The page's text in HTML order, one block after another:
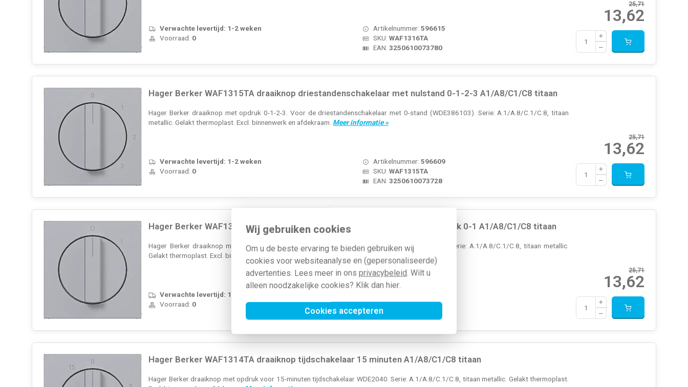
Wij gebruiken cookies
Om u de beste ervaring te bieden gebruiken wij
cookies voor websiteanalyse en (gepersonaliseerde)
advertenties. Lees meer in ons privacybeleid. Wilt u
alleen noodzakelijke cookies? Klik dan hier.
Cookies accepteren
25,71
13,62
Artikelnummer:596615
SKU:WAF1316TA
EAN:3250610073780
Verwachte levertijd: 1-2 weken
Voorraad: 0
Hager Berker WAF1315TA draaiknop driestandenschakelaar met nulstand 0-1-2-3 A1/A8/C1/C8 titaan
Hager Berker draaiknop met opdruk 0-1-2-3. Voor de driestandenschakelaar met 0-stand (WDE386103). Serie: A.1/A.8/C.1/C.8, titaan
metallic. Gelakt thermoplast. Excl. binnenwerk en afdekraam. Meer informatie »
25,71
13,62
Artikelnummer:596609
SKU:WAF1315TA
EAN:3250610073728
Verwachte levertijd: 1-2 weken
Voorraad: 0
Hager Berker WAF1318TA draaiknop voor draaischakelaar aan/uit met opdruk 0-1 A1/A8/C1/C8 titaan
Hager Berker draaiknop met opdruk 0-1. Voor de 2-polige aan/uit-draaischakelaar (WDE3862). Serie: A.1/A.8/C.1/C.8, titaan metallic.
Gelakt thermoplast. Excl. binnenwerk en afdekraam.Meer informatie »
25,71
13,62
SKU:WAF1318TA
EAN:
Verwachte levertijd: 1-2 weken
Voorraad: 0
Hager Berker WAF1314TA draaiknop tijdschakelaar 15 minuten A1/A8/C1/C8 titaan
Hager Berker draaiknop met opdruk voor 15-minuten tijdschakelaar WDE2040. Serie: A.1/A.8/C.1/C.8, titaan metallic. Gelakt thermoplast.